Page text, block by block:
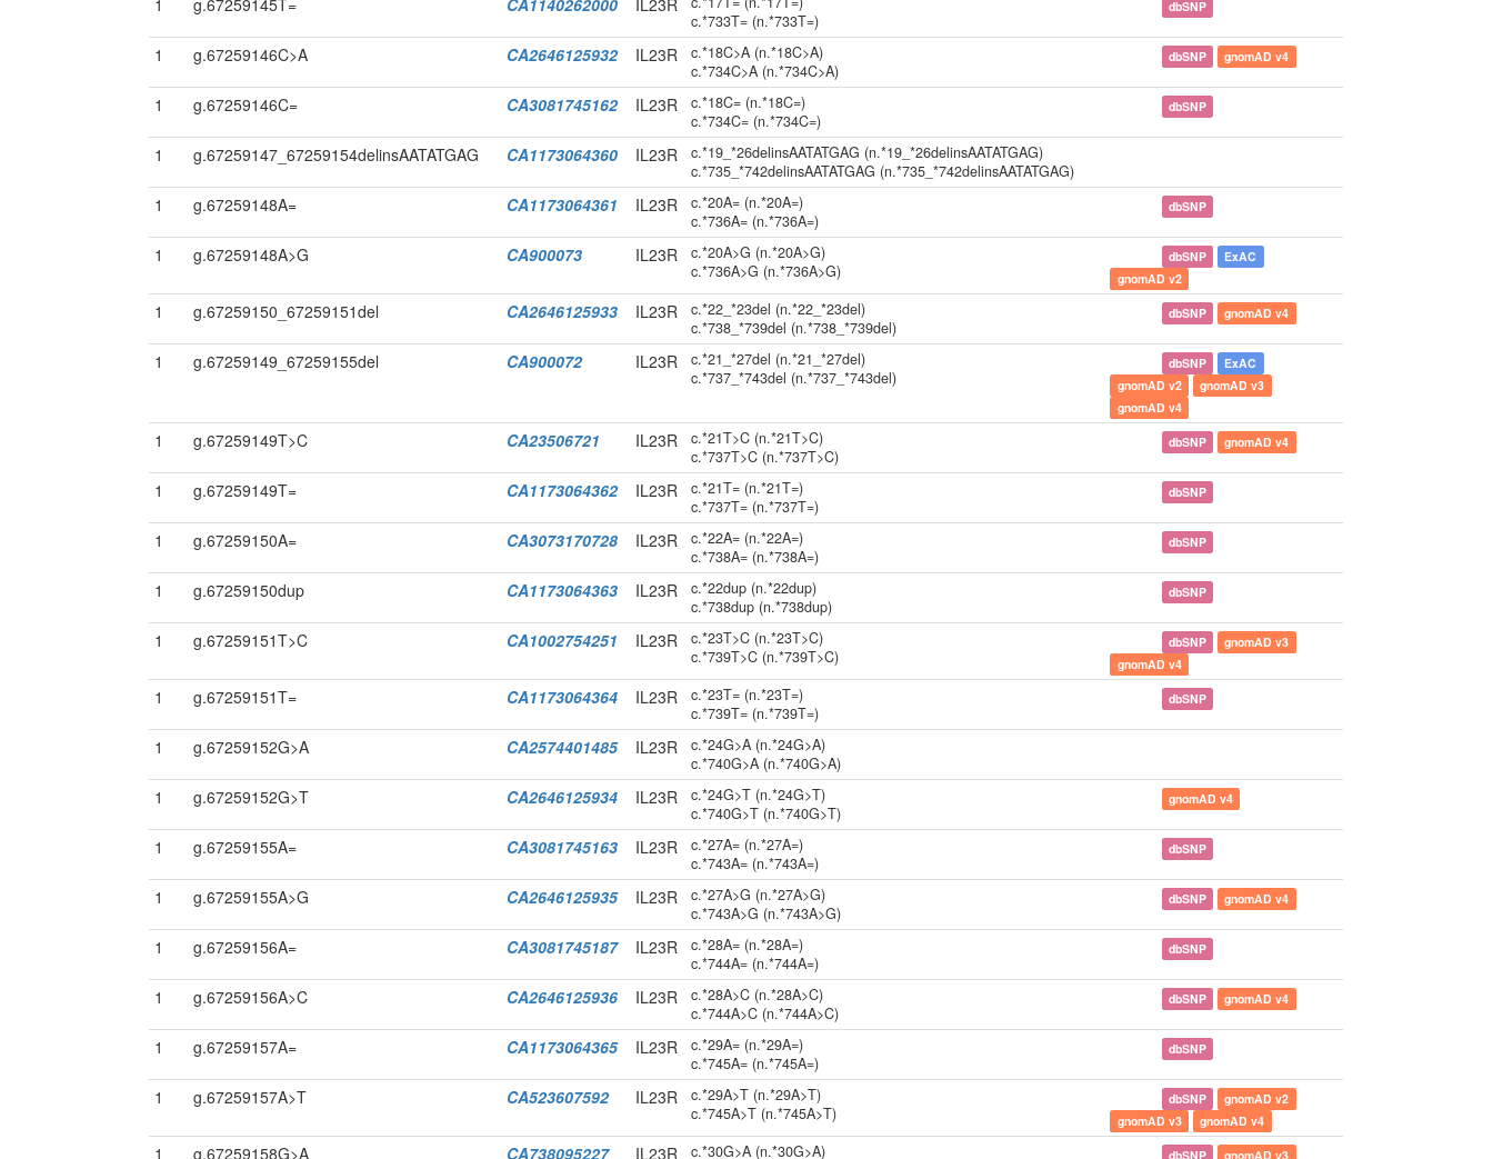
1 g.67259145T= CA1140262000 IL23R
c.*733T= (n.*733T=)
dbSNP
1 g.67259146C>A CA2646125932 IL23R
c.*18C>A (n.*18C>A)
c.*734C>A (n.*734C>A)
dbSNP gnomAD v4
1 g.67259146C= CA3081745162 IL23R
c.*18C= (n.*18C=)
c.*734C= (n.*734C=)
dbSNP
1 g.67259147_67259154delinsAATATGAG CA1173064360 IL23R
c.*19_*26delinsAATATGAG (n.*19_*26delinsAATATGAG)
c.*735_*742delinsAATATGAG (n.*735_*742delinsAATATGAG)
1 g.67259148A= CA1173064361 IL23R
c.*20A= (n.*20A=)
c.*736A= (n.*736A=)
dbSNP
1 g.67259148A>G CA900073 IL23R
c.*20A>G (n.*20A>G)
c.*736A>G (n.*736A>G)
dbSNP
ExAC
gnomAD v2
1 g.67259150_67259151del CA2646125933 IL23R
c.*22_*23del (n.*22_*23del)
c.*738_*739del (n.*738_*739del)
dbSNP gnomAD v4
1 g.67259149_67259155del CA900072 IL23R
c.*21_*27del (n.*21_*27del)
c.*737_*743del (n.*737_*743del)
dbSNP
ExAC
gnomAD v2
gnomAD v3
gnomAD v4
1 g.67259149T>C CA23506721 IL23R
c.*21T>C (n.*21T>C)
c.*737T>C (n.*737T>C)
dbSNP gnomAD v4
1 g.67259149T= CA1173064362 IL23R
c.*21T= (n.*21T=)
c.*737T= (n.*737T=)
dbSNP
1 g.67259150A= CA3073170728 IL23R
c.*22A= (n.*22A=)
c.*738A= (n.*738A=)
dbSNP
1 g.67259150dup CA1173064363 IL23R
c.*22dup (n.*22dup)
c.*738dup (n.*738dup)
dbSNP
1 g.67259151T>C CA1002754251 IL23R
c.*23T>C (n.*23T>C)
c.*739T>C (n.*739T>C)
dbSNP
gnomAD v3
gnomAD v4
1 g.67259151T= CA1173064364 IL23R
c.*23T= (n.*23T=)
c.*739T= (n.*739T=)
dbSNP
1 g.67259152G>A CA2574401485 IL23R
c.*24G>A (n.*24G>A)
c.*740G>A (n.*740G>A)
1 g.67259152G>T CA2646125934 IL23R
c.*24G>T (n.*24G>T)
c.*740G>T (n.*740G>T)
gnomAD v4
1 g.67259155A= CA3081745163 IL23R
c.*27A= (n.*27A=)
c.*743A= (n.*743A=)
dbSNP
1 g.67259155A>G CA2646125935 IL23R
c.*27A>G (n.*27A>G)
c.*743A>G (n.*743A>G)
dbSNP gnomAD v4
1 g.67259156A= CA3081745187 IL23R
c.*28A= (n.*28A=)
c.*744A= (n.*744A=)
dbSNP
1 g.67259156A>C CA2646125936 IL23R
c.*28A>C (n.*28A>C)
c.*744A>C (n.*744A>C)
dbSNP gnomAD v4
1 g.67259157A= CA1173064365 IL23R
c.*29A= (n.*29A=)
c.*745A= (n.*745A=)
dbSNP
1 g.67259157A>T CA523607592 IL23R
c.*29A>T (n.*29A>T)
c.*745A>T (n.*745A>T)
dbSNP
gnomAD v2
gnomAD v3
gnomAD v4
1 g.67259158G>A CA738095227 IL23R
c.*30G>A (n.*30G>A)
dbSNP
gnomAD v3